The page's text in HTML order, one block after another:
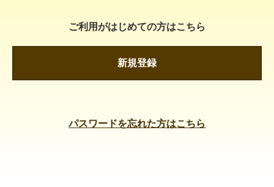
ご利用がはじめての方はこちら
新規登録
パスワードを忘れた方はこちら